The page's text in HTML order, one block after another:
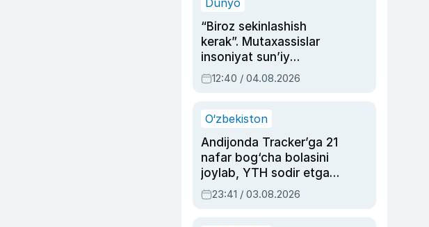
Dunyo
“Biroz sekinlashish
kerak”. Mutaxassislar
insoniyat sun’iy
intellektni boshqara
olmay qolishidan xavotir
12:40 / 04.08.2026
O‘zbekiston
Andijonda Tracker’ga 21
nafar bog‘cha bolasini
joylab, YTH sodir etgan
ayolga sud hukmi o‘qildi
23:41 / 03.08.2026